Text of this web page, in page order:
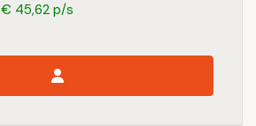
€ 45,62 p/s